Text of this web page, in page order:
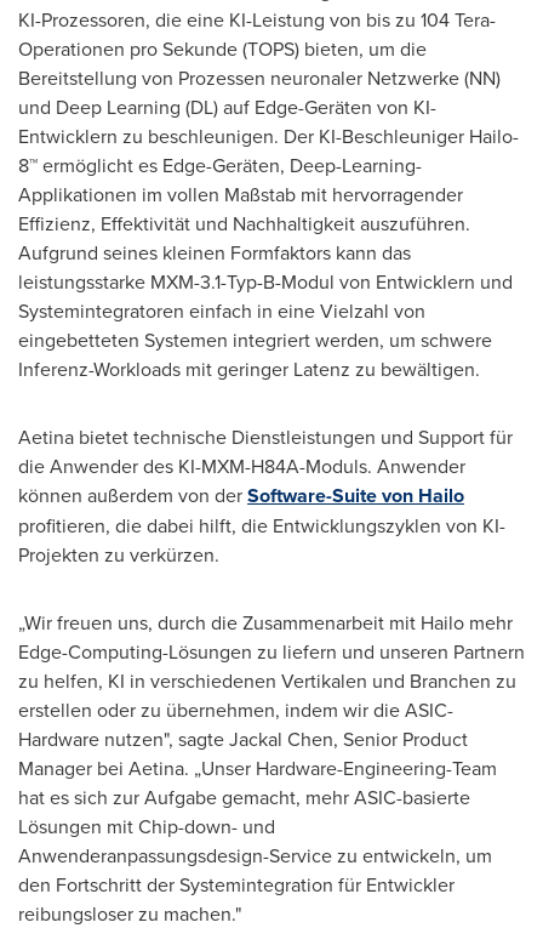
KI-Prozessoren, die eine KI-Leistung von bis zu 104 Tera-
Operationen pro Sekunde (TOPS) bieten, um die
Bereitstellung von Prozessen neuronaler Netzwerke (NN)
und Deep Learning (DL) auf Edge-Geräten von KI-
Entwicklern zu beschleunigen. Der KI-Beschleuniger Hailo-
8™ ermöglicht es Edge-Geräten, Deep-Learning-
Applikationen im vollen Maßstab mit hervorragender
Effizienz, Effektivität und Nachhaltigkeit auszuführen.
Aufgrund seines kleinen Formfaktors kann das
leistungsstarke MXM-3.1-Typ-B-Modul von Entwicklern und
Systemintegratoren einfach in eine Vielzahl von
eingebetteten Systemen integriert werden, um schwere
Inferenz-Workloads mit geringer Latenz zu bewältigen.
Aetina bietet technische Dienstleistungen und Support für
die Anwender des KI-MXM-H84A-Moduls. Anwender
können außerdem von derSoftware-Suite von Hailo
profitieren, die dabei hilft, die Entwicklungszyklen von KI-
Projekten zu verkürzen.
„Wir freuen uns, durch die Zusammenarbeit mit Hailo mehr
Edge-Computing-Lösungen zu liefern und unseren Partnern
zu helfen, KI in verschiedenen Vertikalen und Branchen zu
erstellen oder zu übernehmen, indem wir die ASIC-
Hardware nutzen", sagte Jackal Chen, Senior Product
Manager bei Aetina. „Unser Hardware-Engineering-Team
hat es sich zur Aufgabe gemacht, mehr ASIC-basierte
Lösungen mit Chip-down- und
Anwenderanpassungsdesign-Service zu entwickeln, um
den Fortschritt der Systemintegration für Entwickler
reibungsloser zu machen."